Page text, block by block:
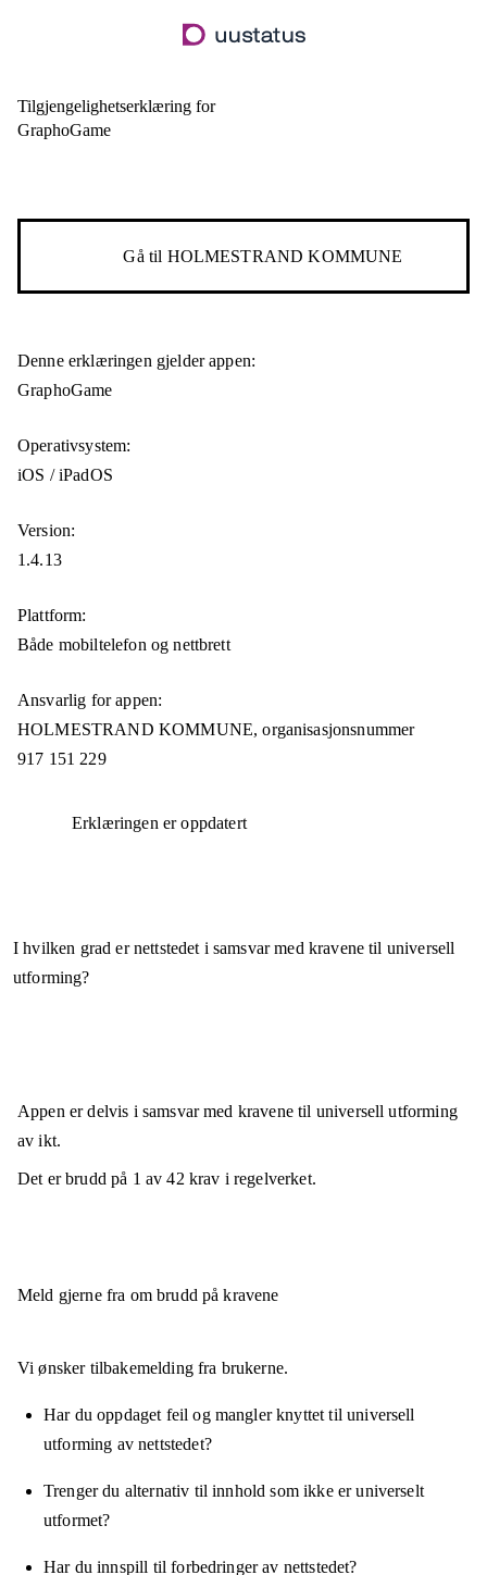
til
Tilgjengelighetserklæring for
GraphoGame
Gå til HOLMESTRAND KOMMUNE
Denne erklæringen gjelder appen:
GraphoGame
Operativsystem:
iOS / iPadOS
Version:
1.4.13
Plattform:
Både mobiltelefon og nettbrett
Ansvarlig for appen:
HOLMESTRAND KOMMUNE,organisasjonsnummer
917 151 229
Erklæringen er oppdatert
I hvilken grad er nettstedet i samsvar med kravene til universell
utforming?
Appen erdelvis i samsvarmed kravene til universell utforming
av ikt.
Det er brudd på 1 av42krav i regelverket.
Meld gjerne fra om brudd på kravene
Vi ønsker tilbakemelding fra brukerne.
Har du oppdaget feil og mangler knyttet til universell
utforming av nettstedet?
Trenger du alternativ til innhold som ikke er universelt
utformet?
Har du innspill til forbedringer av nettstedet?